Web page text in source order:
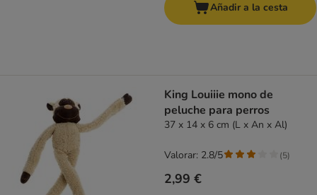
Añadir a la cesta
King Louiiie mono de
peluche para perros
37 x 14 x 6 cm (L x An x Al)
2,99 €
Valorar: 2.8/5 (5)